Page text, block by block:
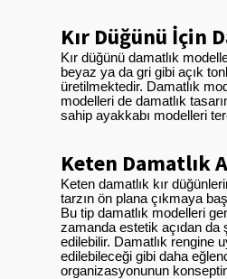
Kır Düğünü İçin
Kır düğünü damatlık
beyaz ya da gri gibi açık
üretilmektedir. Damatlık
modelleri de damatlık
sahip ayakkabı modelleri
Keten Damatlık
Keten damatlık kır
tarzın ön plana çıkmaya
Bu tip damatlık modelleri
zamanda estetik açıdan da
edilebilir. Damatlık rengine
edilebileceği gibi daha
organizasyonunun